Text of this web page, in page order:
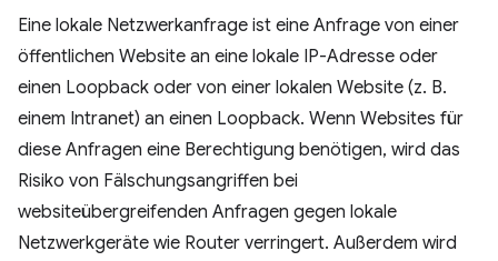
Eine lokale Netzwerkanfrage ist eine Anfrage von einer
öffentlichen Website an eine lokale IP-Adresse oder
einen Loopback oder von einer lokalen Website (z. B.
einem Intranet) an einen Loopback. Wenn Websites für
diese Anfragen eine Berechtigung benötigen, wird das
Risiko von Fälschungsangriffen bei
websiteübergreifenden Anfragen gegen lokale
Netzwerkgeräte wie Router verringert. Außerdem wird